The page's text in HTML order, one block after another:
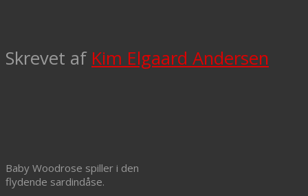
Skrevet af Kim Elgaard Andersen
Baby Woodrose spiller i den
flydende sardindåse.